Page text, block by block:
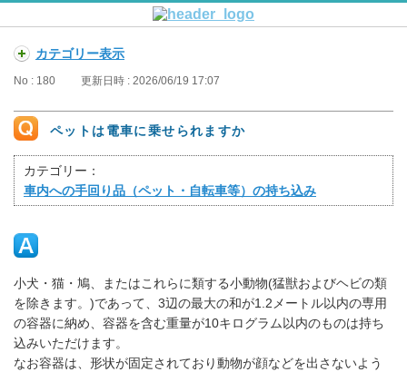
カテゴリー表示
No : 180 更新日時 : 2026/06/19 17:07
ペットは電車に乗せられますか
カテゴリー：
車内への手回り品（ペット・自転車等）の持ち込み
小犬・猫・鳩、またはこれらに類する小動物(猛獣およびヘビの類
を除きます。)であって、3辺の最大の和が1.2メートル以内の専用
の容器に納め、容器を含む重量が10キログラム以内のものは持ち
込みいただけます。
なお容器は、形状が固定されており動物が顔などを出さないよう